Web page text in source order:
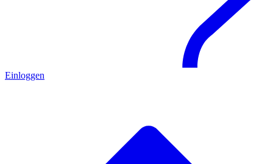
Einloggen